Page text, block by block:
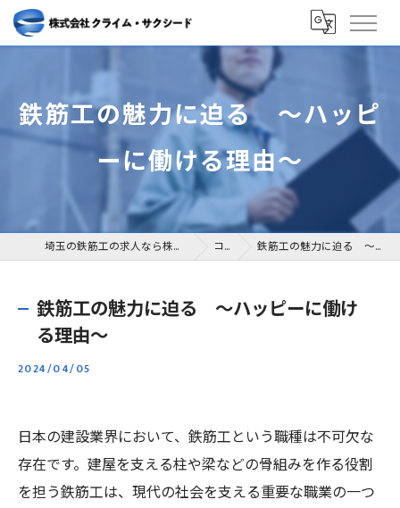
鉄筋工の魅力に迫る ～ハッピ
ーに働ける理由～
埼玉の鉄筋工の求人なら株式会社クライム・サクシード コラム 鉄筋工の魅力に迫る ～ハッピーに働ける理由～
鉄筋工の魅力に迫る ～ハッピーに働け
る理由～
2024/04/05
日本の建設業界において、鉄筋工という職種は不可欠な
存在です。建屋を支える柱や梁などの骨組みを作る役割
を担う鉄筋工は、現代の社会を支える重要な職業の一つ